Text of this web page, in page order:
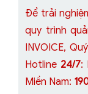
Để trải
quy trình
INVOICE,
Hotline 24/7:
Miền Nam: